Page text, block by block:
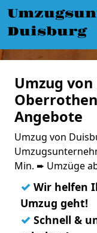
Duisburg
Umzug
Angebote
Umzug von
Min. ➨ Umzüge
✓ Wir helfen
Umzug geht!
✓ Schnell &